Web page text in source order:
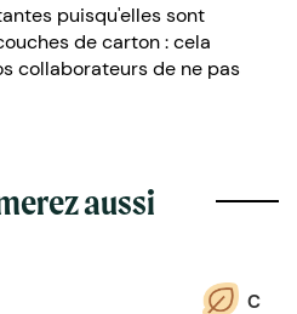
puisqu'elles sont
de carton : cela
collaborateurs de ne pas
aussi
C